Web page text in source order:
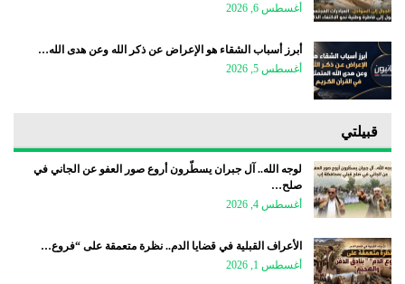
أغسطس 6, 2026
أبرز أسباب الشقاء هو الإعراض عن ذكر الله وعن هدى الله…
أغسطس 5, 2026
قبيلتي
لوجه الله.. آل جبران يسطّرون أروع صور العفو عن الجاني في
صلح…
أغسطس 4, 2026
الأعراف القبلية في قضايا الدم.. نظرة متعمقة على “فروع…
أغسطس 1, 2026